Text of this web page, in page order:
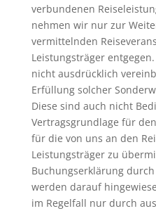
verbundenen
nehmen wir nur zur
vermittelnden
Leistungsträger
nicht ausdrücklich
Erfüllung solcher
Diese sind auch nicht
Vertragsgrundlage für
für die von uns an den
Leistungsträger zu
Buchungserklärung
werden darauf
im Regelfall nur durch